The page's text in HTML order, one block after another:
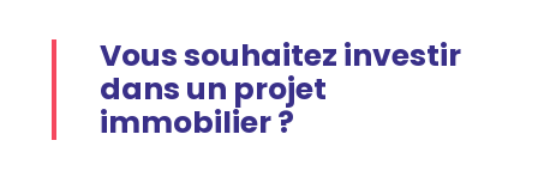
Vous souhaitez investir
dans un projet
immobilier ?